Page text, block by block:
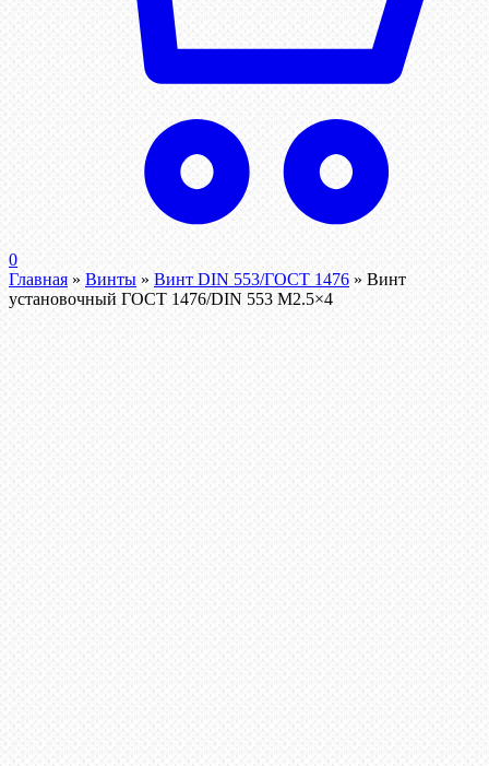
0
Главная » Винты » Винт DIN 553/ГОСТ 1476 » Винт
установочный ГОСТ 1476/DIN 553 М2.5×4